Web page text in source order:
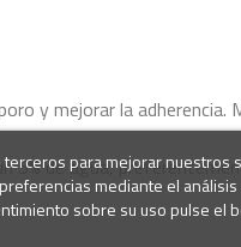
y mejorar la adherencia.
5% de agua,para mejorar nuestros
mediante el análisis
sobre su uso pulse el